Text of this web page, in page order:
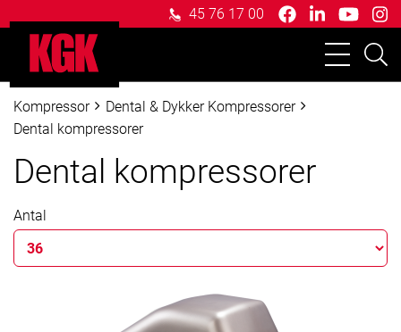
45 76 17 00
facebook
brands
linkedin
in
brands
brands
Kompressor
Dental & Dykker Kompressorer
Dental kompressorer
Dental kompressorer
Antal